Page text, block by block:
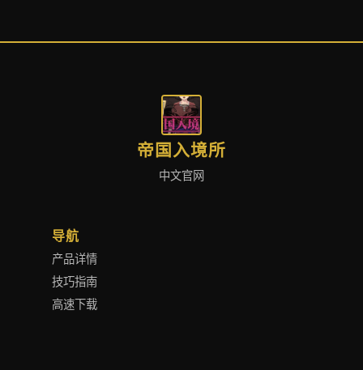
帝国入境所
中文官网
导航
产品详情
技巧指南
高速下载